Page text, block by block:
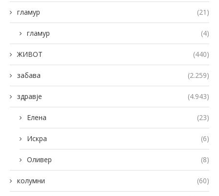
гламур (21)
гламур (4)
ЖИВОТ (440)
забава (2.259)
здравје (4.943)
Елена (23)
Искра (6)
Оливер (8)
колумни (60)